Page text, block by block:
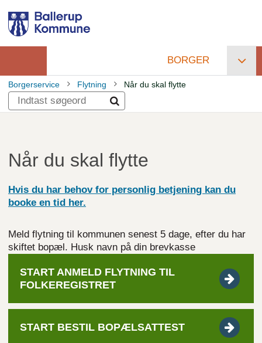
hovedindhold
Primær
navigation
BORGER
Brødkrumme
Borgerservice Flytning Når du skal flytte
Når du skal flytte
Hvis du har behov for personlig betjening kan du
booke en tid her.
Meld flytning til kommunen senest 5 dage, efter du har
skiftet bopæl. Husk navn på din brevkasse
START ANMELD FLYTNING TIL
FOLKEREGISTRET
START BESTIL BOPÆLSATTEST